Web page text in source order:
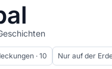
· 10 Nur auf der Erde